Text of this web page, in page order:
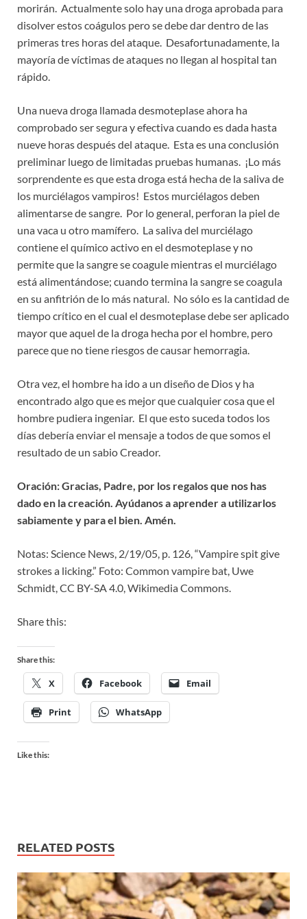
morirán. Actualmente solo hay una droga aprobada para
disolver estos coágulos pero se debe dar dentro de las
primeras tres horas del ataque. Desafortunadamente, la
mayoría de víctimas de ataques no llegan al hospital tan
rápido.
Una nueva droga llamada desmoteplase ahora ha
comprobado ser segura y efectiva cuando es dada hasta
nueve horas después del ataque. Esta es una conclusión
preliminar luego de limitadas pruebas humanas. ¡Lo más
sorprendente es que esta droga está hecha de la saliva de
los murciélagos vampiros! Estos murciélagos deben
alimentarse de sangre. Por lo general, perforan la piel de
una vaca u otro mamífero. La saliva del murciélago
contiene el químico activo en el desmoteplase y no
permite que la sangre se coagule mientras el murciélago
está alimentándose; cuando termina la sangre se coagula
en su anfitrión de lo más natural. No sólo es la cantidad de
tiempo crítico en el cual el desmoteplase debe ser aplicado
mayor que aquel de la droga hecha por el hombre, pero
parece que no tiene riesgos de causar hemorragia.
Otra vez, el hombre ha ido a un diseño de Dios y ha
encontrado algo que es mejor que cualquier cosa que el
hombre pudiera ingeniar. El que esto suceda todos los
días debería enviar el mensaje a todos de que somos el
resultado de un sabio Creador.
Oración: Gracias, Padre, por los regalos que nos has
dado en la creación. Ayúdanos a aprender a utilizarlos
sabiamente y para el bien. Amén.
Notas: Science News, 2/19/05, p. 126, “Vampire spit give
strokes a licking.” Foto: Common vampire bat, Uwe
Schmidt, CC BY-SA 4.0, Wikimedia Commons.
Share this:
Share this:
X Facebook Email
Print WhatsApp
Like this:
RELATED POSTS